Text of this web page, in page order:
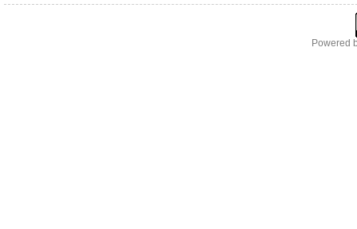
Powered